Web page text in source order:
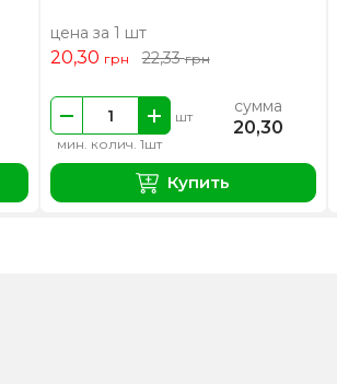
цена за 1 шт
20,30 грн 22,33грн
мин. колич. 1шт
шт сумма
20,30
Купить